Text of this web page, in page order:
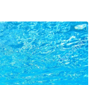
a
r
e